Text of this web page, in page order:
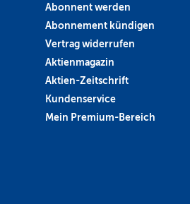
Abonnent werden
Abonnement kündigen
Vertrag widerrufen
Aktienmagazin
Aktien-Zeitschrift
Kundenservice
Mein Premium-Bereich